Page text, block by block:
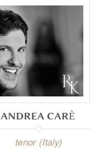
ANDREA CARÈ
tenor (Italy)